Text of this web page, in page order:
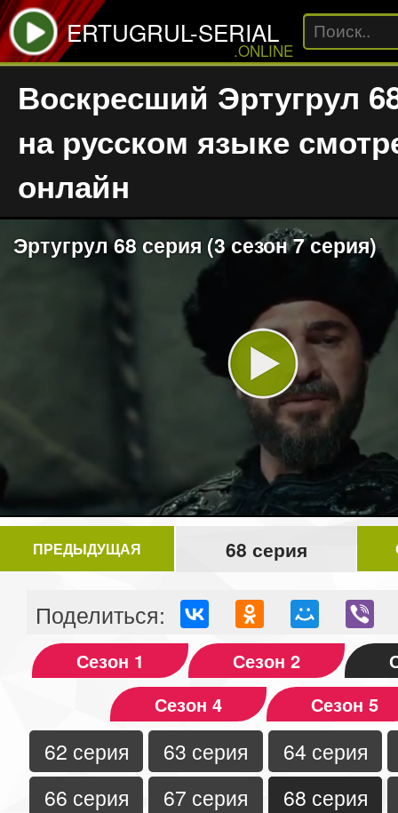
ERTUGRUL-SERIAL
.ONLINE
Воскресший Эртугрул
на русском языке
онлайн
Эртугрул 68 серия (3 сезон 7 серия)
Play
Video
ПРЕДЫДУЩАЯ 68 серия
Поделиться:
Сезон 1 Сезон 2
Сезон 4
Сезон 5
62 серия 63 серия
64 серия
66 серия
67 серия
68 серия